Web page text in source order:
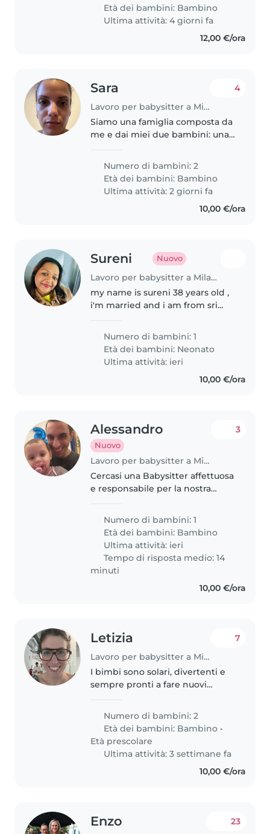
durante il giorno per quando
Età dei bambini: Bambino
Ultima attività: 4 giorni fa
12,00 €/ora
Sara
Lavoro per babysitter a Milano
4
Siamo una famiglia composta da
me e dai miei due bambini: una
piena di energia, e un bimbo di
quasi 3 anni, dolce, allegro e
molto curioso. Cerco..
Numero di bambini: 2
Età dei bambini: Bambino
Ultima attività: 2 giorni fa
10,00 €/ora
Sureni Nuovo
Lavoro per babysitter a Milano
my name is sureni 38 years old ,
i'm married and i am from sri
Numero di bambini: 1
Età dei bambini: Neonato
Ultima attività: ieri
10,00 €/ora
Alessandro
Nuovo
Lavoro per babysitter a Milano
3
Cercasi una Babysitter affettuosa
e responsabile per la nostra
sempre allegra e vitale.
Preferiamo una persona che
sappia gestire con dolcezza e
Numero di bambini: 1
Età dei bambini: Bambino
Ultima attività: ieri
Tempo di risposta medio: 14
minuti
10,00 €/ora
Letizia
Lavoro per babysitter a Milano
7
I bimbi sono solari, divertenti e
sempre pronti a fare nuovi
solare e stiamo cercaqndo
qualcuno da "includere" nella
famiglia.
Numero di bambini: 2
Età dei bambini: Bambino •
Età prescolare
Ultima attività: 3 settimane fa
10,00 €/ora
Enzo 23